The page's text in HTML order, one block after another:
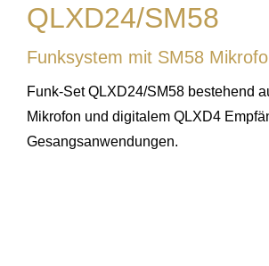
QLXD24/SM58
Funksystem mit SM58
Funk-Set QLXD24/SM58 bestehend
Mikrofon und digitalem QLXD4
Gesangsanwendungen.